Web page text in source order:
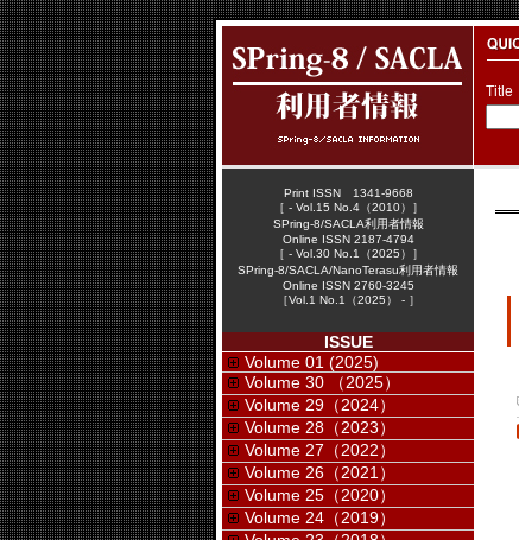
Title
Print ISSN 1341-9668
［ - Vol.15 No.4（2010）］
SPring-8/SACLA利用者情報
Online ISSN 2187-4794
［ - Vol.30 No.1（2025）］
SPring-8/SACLA/NanoTerasu利用者情報
Online ISSN 2760-3245
［Vol.1 No.1（2025） - ］
ISSUE
Volume 01 (2025)
Volume 30 （2025）
Volume 29（2024）
Volume 28（2023）
Volume 27（2022）
Volume 26（2021）
Volume 25（2020）
Volume 24（2019）